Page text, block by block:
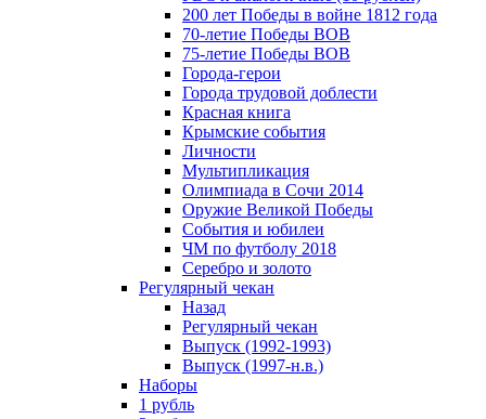
200 лет Победы в войне 1812 года
70-летие Победы ВОВ
75-летие Победы ВОВ
Города-герои
Города трудовой доблести
Красная книга
Крымские события
Личности
Мультипликация
Олимпиада в Сочи 2014
Оружие Великой Победы
События и юбилеи
ЧМ по футболу 2018
Серебро и золото
Регулярный чекан
Назад
Регулярный чекан
Выпуск (1992-1993)
Выпуск (1997-н.в.)
Наборы
1 рубль